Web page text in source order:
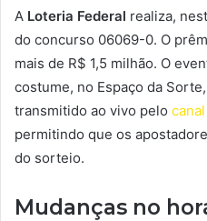
A Loteria Federal realiza,
do concurso 06069-0. O
mais de R$ 1,5 milhão. O
costume, no Espaço da
transmitido ao vivo pelo
permitindo que os
do sorteio.
Mudanças no